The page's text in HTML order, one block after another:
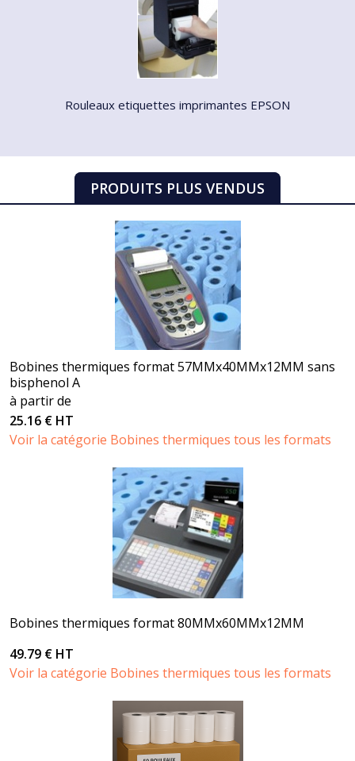
Rouleaux etiquettes imprimantes EPSON
PRODUITS PLUS VENDUS
Bobines thermiques format 57MMx40MMx12MM sans
bisphenol A
à partir de
25.16 € HT
Voir la catégorie Bobines thermiques tous les formats
Bobines thermiques format 80MMx60MMx12MM
49.79 € HT
Voir la catégorie Bobines thermiques tous les formats